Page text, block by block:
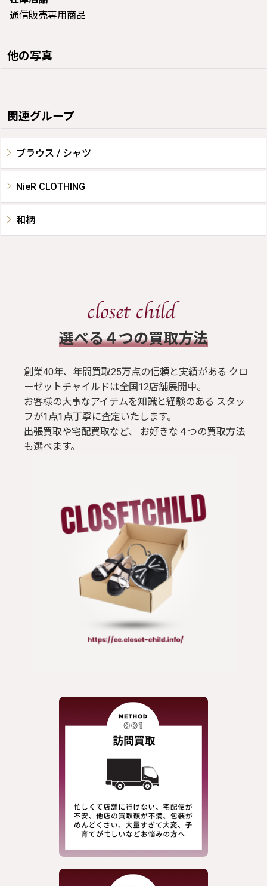
通信販売専用商品
他の写真
関連グループ
ブラウス / シャツ
NieR CLOTHING
和柄
​選べる４つの買取方法
創業40年、年間買取25万点の信頼と実績がある クロ
ーゼットチャイルドは全国12店舗展開中。
お客様の大事なアイテムを知識と経験のある スタッ
フが1点1点丁寧に査定いたします。
出張買取や宅配買取など、 お好きな４つの買取方法
も選べます。